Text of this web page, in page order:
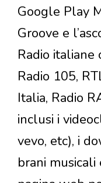
Google Play
Groove e
Radio italiane
Radio 105,
Italia, Radio
inclusi i
vevo, etc), i
brani